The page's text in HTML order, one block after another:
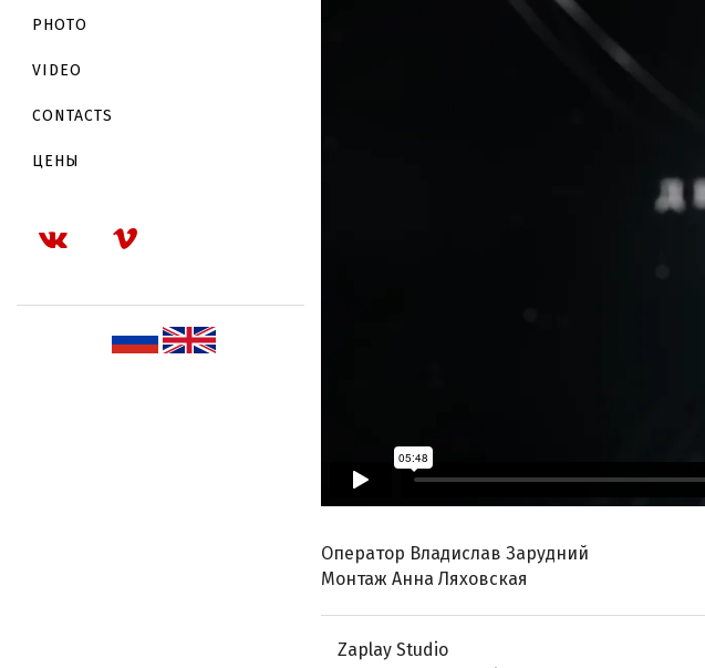
PHOTO
VIDEO
CONTACTS
ЦЕНЫ
Оператор Владислав Зарудний
Монтаж Анна Ляховская
Zaplay Studio